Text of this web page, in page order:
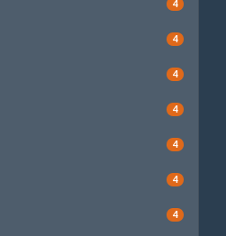
4
4
4
4
4
4
4